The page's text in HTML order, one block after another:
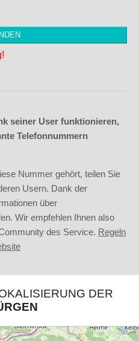
seiner User funktionieren,
Telefonnummern
Nummer gehört, teilen Sie
Usern. Dank der
über
Wir empfehlen Ihnen also
des Service. Regeln
DER